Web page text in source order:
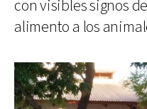
con visibles signos
alimento a los